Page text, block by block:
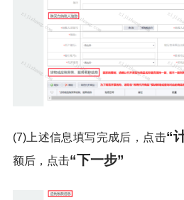
(7)上述信息填写完成后，点击“
额后，点击“下一步”